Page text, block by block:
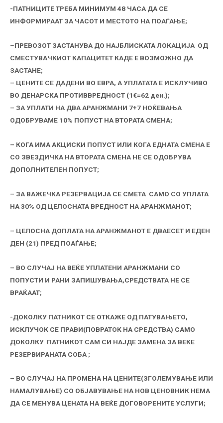
-ПАТНИЦИТЕ ТРЕБА МИНИМУМ 48 ЧАСА ДА СЕ
ИНФОРМИРААТ ЗА ЧАСОТ И МЕСТОТО НА ПОАЃАЊЕ;
–ПРЕВОЗОТ ЗАСТАНУВА ДО НАЈБЛИСКАТА ЛОКАЦИЈА ОД
СМЕСТУВАЧКИОТ КАПАЦИТЕТ КАДЕ Е ВОЗМОЖНО ДА
ЗАСТАНЕ;
– ЦЕНИТЕ СЕ ДАДЕНИ ВО ЕВРА, А УПЛАТАТА Е ИСКЛУЧИВО
ВО ДЕНАРСКА ПРОТИВВРЕДНОСТ (1€=62 ден.);
– ЗА УПЛАТИ НА ДВА АРАНЖМАНИ 7+7 НОЌЕВАЊА
ОДОБРУВАМЕ 10% ПОПУСТ НА ВТОРАТА СМЕНА;
– КОГА ИМА АКЦИСКИ ПОПУСТ ИЛИ КОГА ЕДНАТА СМЕНА Е
СО ЗВЕЗДИЧКА НА ВТОРАТА СМЕНА НЕ СЕ ОДОБРУВА
ДОПОЛНИТЕЛЕН ПОПУСТ;
– ЗА ВАЖЕЧКА РЕЗЕРВАЦИЈА СЕ СМЕТА САМО СО УПЛАТА
НА 30% ОД ЦЕЛОСНАТА ВРЕДНОСТ НА АРАНЖМАНОТ;
– ЦЕЛОСНА ДОПЛАТА НА АРАНЖМАНОТ Е ДВАЕСЕТ И ЕДЕН
ДЕН (21) ПРЕД ПОАЃАЊЕ;
– ВО СЛУЧАЈ НА ВЕЌЕ УПЛАТЕНИ АРАНЖМАНИ СО
ПОПУСТИ И РАНИ ЗАПИШУВАЊА,СРЕДСТВАТА НЕ СЕ
ВРАЌААТ;
-ДОКОЛКУ ПАТНИКОТ СЕ ОТКАЖЕ ОД ПАТУВАЊЕТО,
ИСКЛУЧОК СЕ ПРАВИ(ПОВРАТОК НА СРЕДСТВА) САМО
ДОКОЛКУ ПАТНИКОТ САМ СИ НАЈДЕ ЗАМЕНА ЗА ВЕКЕ
РЕЗЕРВИРАНАТА СОБА ;
– ВО СЛУЧАЈ НА ПРОМЕНА НА ЦЕНИТЕ(ЗГОЛЕМУВАЊЕ ИЛИ
НАМАЛУВАЊЕ) СО ОБЈАВУВАЊЕ НА НОВ ЦЕНОВНИК НЕМА
ДА СЕ МЕНУВА ЦЕНАТА НА ВЕЌЕ ДОГОВОРЕНИТЕ УСЛУГИ;